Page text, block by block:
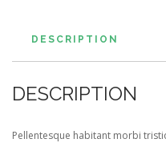
DESCRIPTION
DESCRIPTION
Pellentesque habitant morbi